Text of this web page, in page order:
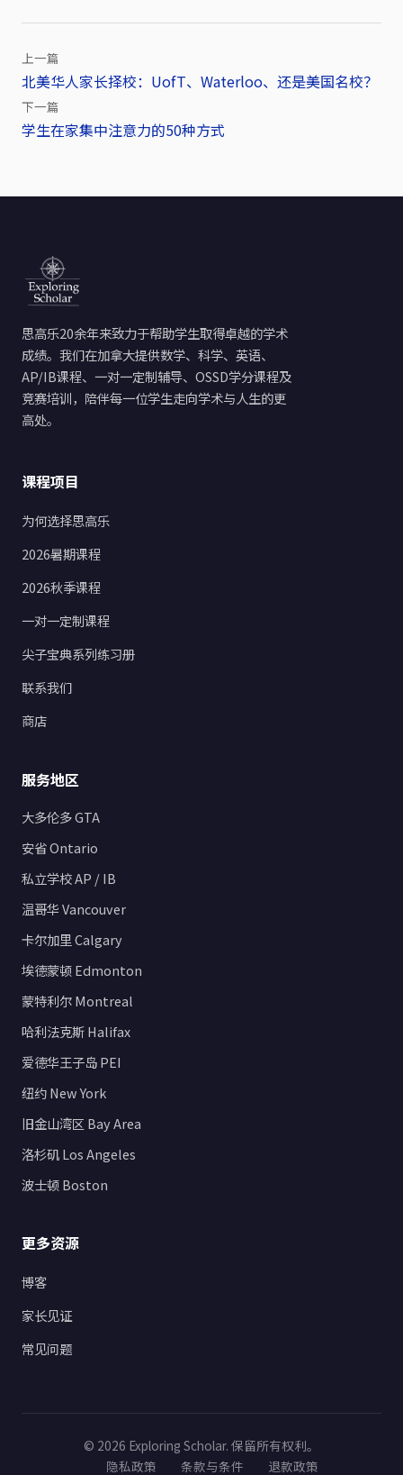
文
章
导
上一篇
北美华人家长择校：UofT、Waterloo、还是美国名校？
下一篇
学生在家集中注意力的50种方式
思高乐20余年来致力于帮助学生取得卓越的学术
成绩。我们在加拿大提供数学、科学、英语、
AP/IB课程、一对一定制辅导、OSSD学分课程及
竞赛培训，陪伴每一位学生走向学术与人生的更
高处。
课程项目
为何选择思高乐
2026暑期课程
2026秋季课程
一对一定制课程
尖子宝典系列练习册
联系我们
商店
服务地区
大多伦多 GTA
安省 Ontario
私立学校 AP / IB
温哥华 Vancouver
卡尔加里 Calgary
埃德蒙顿 Edmonton
蒙特利尔 Montreal
哈利法克斯 Halifax
爱德华王子岛 PEI
纽约 New York
旧金山湾区 Bay Area
洛杉矶 Los Angeles
波士顿 Boston
更多资源
博客
家长见证
常见问题
© 2026 Exploring Scholar. 保留所有权利。
隐私政策
条款与条件 退款政策